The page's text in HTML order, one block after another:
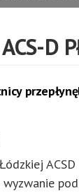
D
wyzwanie